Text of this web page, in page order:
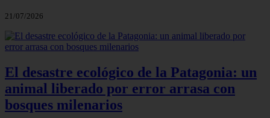
21/07/2026
El desastre ecológico de la Patagonia: un
animal liberado por error arrasa con
bosques milenarios